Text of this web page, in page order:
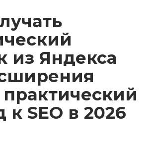
из Яндекса
к SEO в 2026